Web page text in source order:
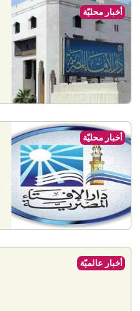
أخبار محليّة
أخبار محليّة
أخبار عالميّة